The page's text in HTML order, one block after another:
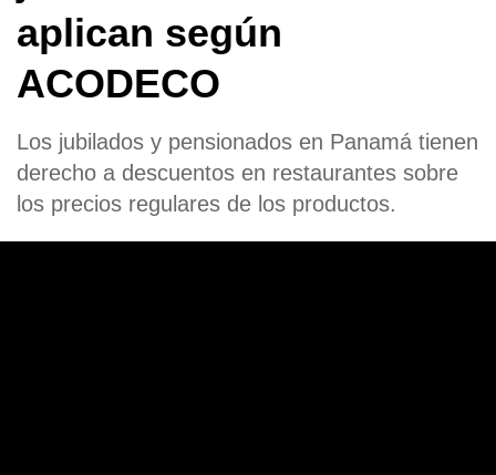
aplican según
ACODECO
Los jubilados y pensionados en Panamá tienen
derecho a descuentos en restaurantes sobre
los precios regulares de los productos.